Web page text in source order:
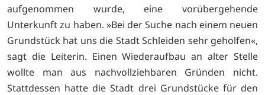
aufgenommen wurde, eine vorübergehende
Unterkunft zu haben. »Bei der Suche nach einem neuen
Grundstück hat uns die Stadt Schleiden sehr geholfen«,
sagt die Leiterin. Einen Wiederaufbau an alter Stelle
wollte man aus nachvollziehbaren Gründen nicht.
Stattdessen hatte die Stadt drei Grundstücke für den